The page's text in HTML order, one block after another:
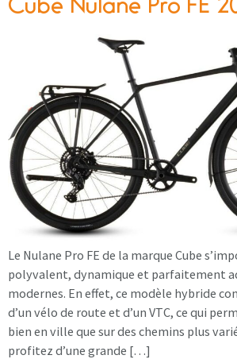
Cube Nulane Pro FE
Le Nulane Pro FE de la marque Cube
polyvalent, dynamique et parfaitement
modernes. En effet, ce modèle hybride
d’un vélo de route et d’un VTC, ce qui
bien en ville que sur des chemins plus
profitez d’une grande […]